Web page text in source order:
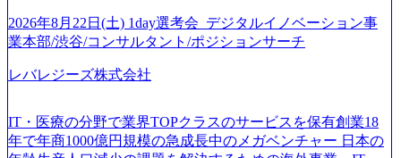
ィスカッションペ ーパーの作成などを担当。 ● 裁量権 弊社
は2019年11月に設立され、成長期といわれるフェーズにあ
ります。 事業・組織を拡大していく時期のため、メンバー
や組織がスケールしていく過程を体感できます。 また、希
参加できる環境です。 自ら案件を取り、プロジェクト体制
を作っていくことも可能です。 ● 事業会社機能にも携われ
す。 (1)既存または新規大手事業会社から依頼された「経営
戦略」等のコンサルティング支援を行います。クライアン
トは各業界上位5社をターゲットとし、特にCXOクラスから
「新規事業戦略」「既存事業のトランスフォーメーショ
案件をメインとしたコンサルティングを行います ＜プロジ
ェクト一部抜粋＞ ・海外事業(新規・既存)事業のビジネス
ジタル人材育成の支援も盛んに行う 採用資料 (https://www.ac
centure.com/content/dam/accenture/final/accenture-com/document-
いて (https://www.accenture.com/content/dam/accenture/final/caree
のキャリアブログ (https://www.accenture.com/jp-ja/blogs/japan-
careers-blog) 江川社長が語る「105点経営」 (https://business.ni
kkei.com/atcl/gen/19/00604/021600008/) 規模拡大で成功する理
2026年8月22日(土) 1day選考会_デジタルイノベーション事
業本部/渋谷/コンサルタント/ポジションサーチ
レバレジーズ株式会社
IT・医療の分野で業界TOPクラスのサービスを保有創業18
年で年商1000億円規模の急成長中のメガベンチャー 日本の